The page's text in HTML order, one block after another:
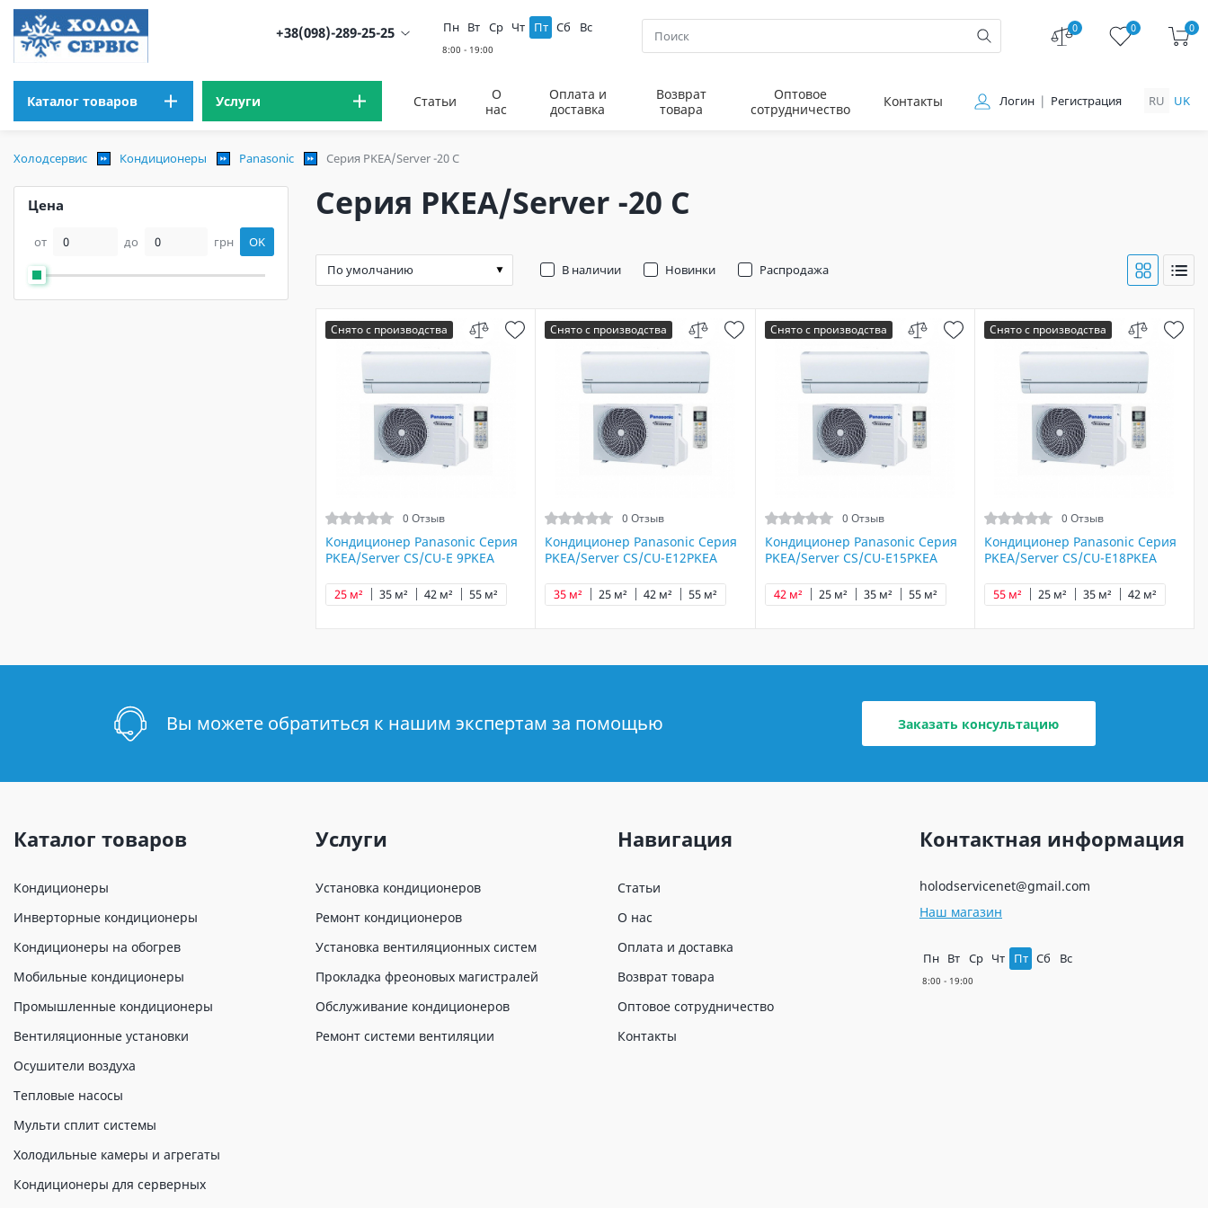
+38(098)-289-25-25 Пн Вт Ср Чт Пт Сб Вс 0 0 0
Каталог товаров Услуги Статьи
О
нас
Оплата и
доставка
Возврат
товара
Оптовое
сотрудничество
Контакты Логин Регистрация RU UK
Холодсервис Кондиционеры Panasonic Серия PKEA/Server -20 C
Цена
от до грн OK
Серия PKEA/Server -20 C
В наличии Новинки Распродажа
Снято с производства
0 Отзыв
Кондиционер Panasonic Серия
PKEA/Server CS/CU-E 9PKEA
25 м² 35 м² 42 м² 55 м²
Снято с производства
0 Отзыв
Кондиционер Panasonic Серия
PKEA/Server CS/CU-E12PKEA
25 м²
35 м² 42 м² 55 м²
Снято с производства
0 Отзыв
Кондиционер Panasonic Серия
PKEA/Server CS/CU-E15PKEA
25 м² 35 м²
42 м² 55 м²
Снято с производства
0 Отзыв
Кондиционер Panasonic Серия
PKEA/Server CS/CU-E18PKEA
25 м² 35 м² 42 м²
55 м²
Вы можете обратиться к нашим экспертам за помощью Заказать консультацию
Каталог товаров
Кондиционеры
Инверторные кондиционеры
Кондиционеры на обогрев
Мобильные кондиционеры
Промышленные кондиционеры
Вентиляционные установки
Осушители воздуха
Тепловые насосы
Мульти сплит системы
Холодильные камеры и агрегаты
Кондиционеры для серверных
Услуги
Установка кондиционеров
Ремонт кондиционеров
Установка вентиляционных систем
Прокладка фреоновых магистралей
Обслуживание кондиционеров
Ремонт системи вентиляции
Навигация
Статьи
О нас
Оплата и доставка
Возврат товара
Оптовое сотрудничество
Контакты
Контактная информация
holodservicenet@gmail.com
Наш магазин
Пн Вт Ср Чт Пт Сб Вс